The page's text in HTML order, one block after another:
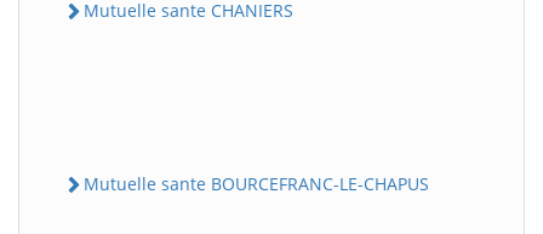
Mutuelle sante CHANIERS
Mutuelle sante BOURCEFRANC-LE-CHAPUS